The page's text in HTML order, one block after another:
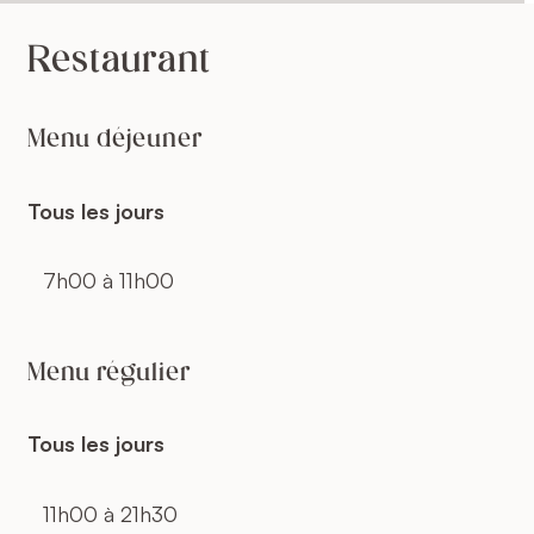
Restaurant
Menu déjeuner
Tous les jours
7h00 à 11h00
Menu régulier
Tous les jours
11h00 à 21h30